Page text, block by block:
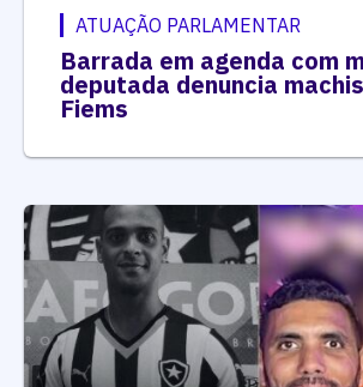
ATUAÇÃO PARLAMENTAR
Barrada em agenda com
deputada denuncia
Fiems